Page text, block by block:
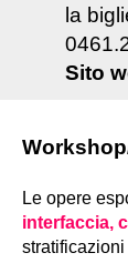
la
Sito
Le opere
interfaccia,